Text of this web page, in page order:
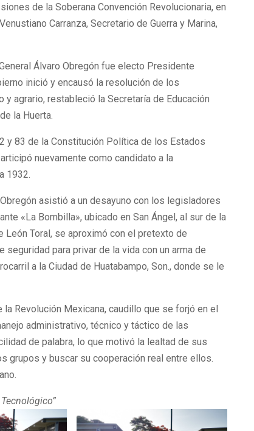
de la Soberana Convención Revolucionaria, en
Carranza, Secretario de Guerra y Marina,
Álvaro Obregón fue electo Presidente
inició y encausó la resolución de los
agrario, restableció la Secretaría de Educación
la Huerta.
y 83 de la Constitución Política de los Estados
nuevamente como candidato a la
1932.
asistió a un desayuno con los legisladores
«La Bombilla», ubicado en San Ángel, al sur de la
Toral, se aproximó con el pretexto de
para privar de la vida con un arma de
a la Ciudad de Huatabampo, Son., donde se le
Revolución Mexicana, caudillo que se forjó en el
administrativo, técnico y táctico de las
de palabra, lo que motivó la lealtad de sus
grupos y buscar su cooperación real entre ellos.